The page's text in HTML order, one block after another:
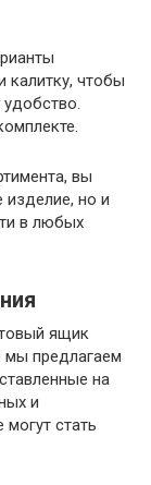
калитку, чтобы
вы
изделие, но и
в любых
ящик
мы предлагаем
на
и
стать